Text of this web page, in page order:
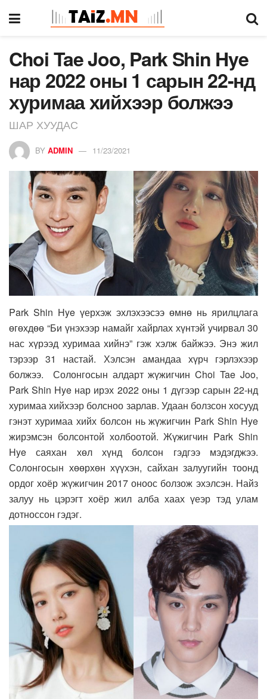
Choi Tae Joo, Park Shin Hye
нар 2022 оны 1 сарын 22-нд
хуримаа хийхээр болжээ
ШАР ХУУДАС
BY ADMIN 11/23/2021
Park Shin Hye үерхэж эхлэхээсээ өмнө нь ярилцлага
өгөхдөө “Би үнэхээр намайг хайрлах хүнтэй учирвал 30
нас хүрээд хуримаа хийнэ” гэж хэлж байжээ. Энэ жил
тэрээр 31 настай. Хэлсэн амандаа хүрч гэрлэхээр
болжээ. Солонгосын алдарт жүжигчин Choi Tae Joo,
Park Shin Hye нар ирэх 2022 оны 1 дүгээр сарын 22-нд
хуримаа хийхээр болсноо зарлав. Удаан болзсон хосууд
гэнэт хуримаа хийх болсон нь жүжигчин Park Shin Hye
жирэмсэн болсонтой холбоотой. Жүжигчин Park Shin
Hye саяхан хөл хүнд болсон гэдгээ мэдэгджээ.
Солонгосын хөөрхөн хүүхэн, сайхан залуугийн тоонд
ордог хоёр жүжигчин 2017 оноос болзож эхэлсэн. Найз
залуу нь цэрэгт хоёр жил алба хаах үеэр тэд улам
дотноссон гэдэг.